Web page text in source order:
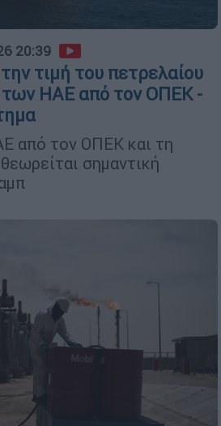
20:39
τιμή του πετρελαίου
των ΗΑΕ από τον ΟΠΕΚ -
από τον ΟΠΕΚ και τη
σημαντική